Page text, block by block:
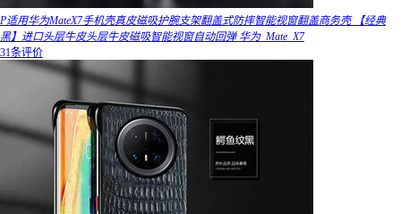
P适用华为MateX7手机壳真皮磁吸护腕支架翻盖式防摔智能视窗翻盖商务壳 【经典
黑】进口头层牛皮头层牛皮磁吸智能视窗自动回弹 华为_Mate_X7
31条评价